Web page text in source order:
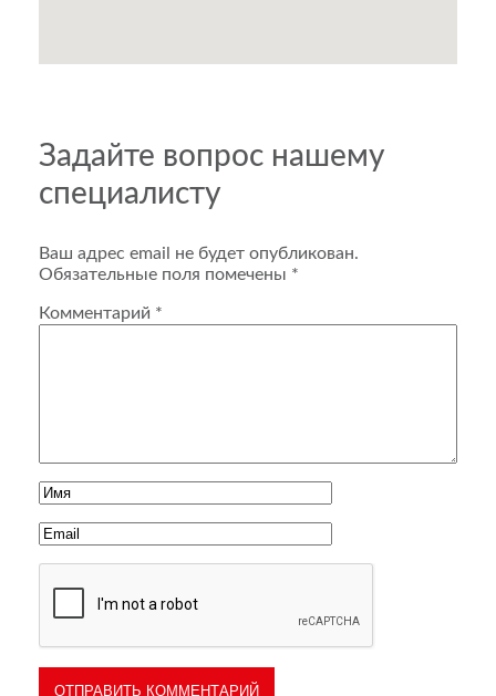
Задайте вопрос нашему
специалисту
Ваш адрес email не будет опубликован.
Обязательные поля помечены *
Комментарий *